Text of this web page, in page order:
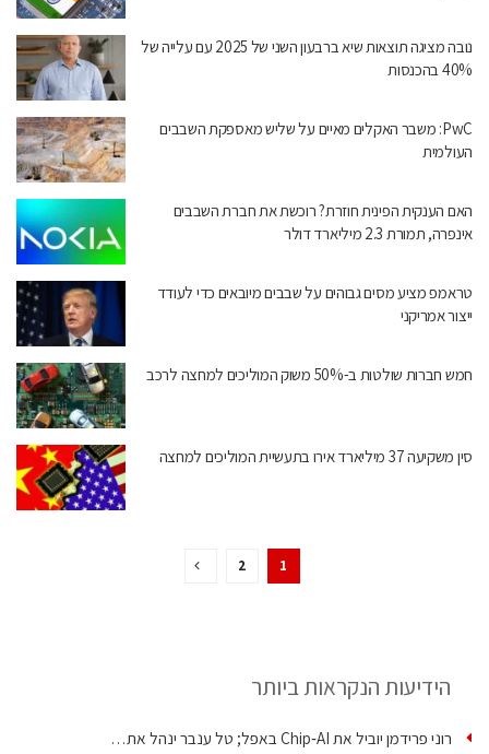
נובה מציגה תוצאות שיא ברבעון השני של 2025 עם עלייה של
40% בהכנסות
PwC: משבר האקלים מאיים על שליש מאספקת השבבים
העולמית
האם הענקית הפינית חוזרת? רוכשת את חברת השבבים
אינפרה, תמורת 2.3 מיליארד דולר
טראמפ מציע מסים גבוהים על שבבים מיובאים כדי לעודד
ייצור אמריקני
חמש חברות שולטות ב-50% משוק המוליכים למחצה לרכב
סין משקיעה 37 מיליארד אירו בתעשיית המוליכים למחצה
1
2
הידיעות הנקראות ביותר
רוני פרידמן יוביל את Chip‑AI באפל; טל ענבר ינהל את…